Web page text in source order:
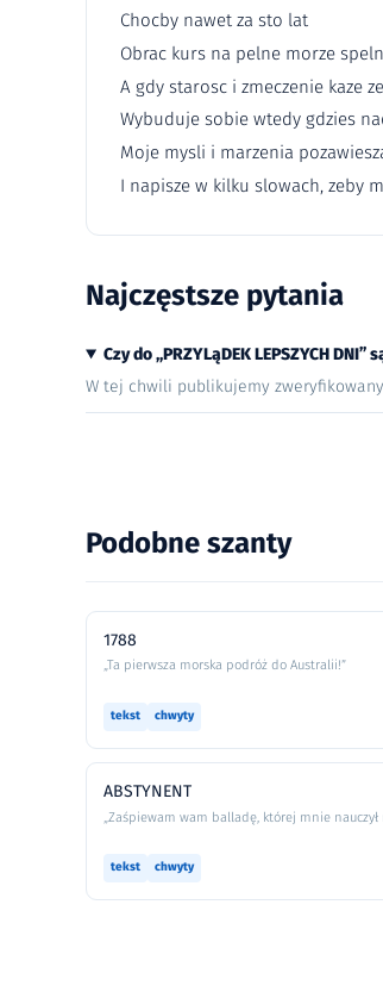
Chocby nawet za sto lat
Obrac kurs na pelne morze
A gdy starosc i zmeczenie kaze
Wybuduje sobie wtedy gdzies
Moje mysli i marzenia
I napisze w kilku slowach, zeby
Najczęstsze pytania
Czy do „PRZYLąDEK LEPSZYCH
W tej chwili publikujemy
Podobne szanty
1788
„Ta pierwsza morska podróż do Australii!”
tekst chwyty
ABSTYNENT
„Zaśpiewam wam balladę, której mnie nauczył
tekst chwyty